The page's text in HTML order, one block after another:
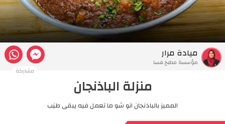
ميادة مرار
مؤسسة مطبخ هسا
مشاركة
منزلة الباذنجان
المميز بالباذنجان انو شو ما تعمل فيه يبقى طيَب